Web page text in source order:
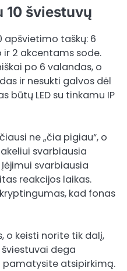
10 šviestuvų
apšvietimo taškų: 6
2 akcentams sode.
po 6 valandas, o
ir nesukti galvos dėl
būtų LED su tinkamu IP
ne „čia pigiau“, o
svarbiausia
svarbiausia
reakcijos laikas.
kad fonas
o keisti norite tik dalį,
dega
pamatysite atsipirkimą.